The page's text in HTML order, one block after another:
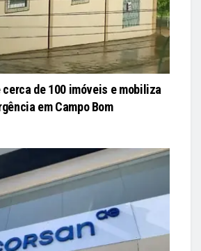
de 100 imóveis e mobiliza
em Campo Bom